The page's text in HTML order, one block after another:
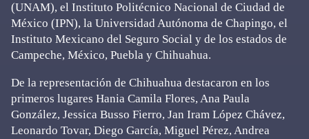
(UNAM), el Instituto Politécnico Nacional de Ciudad de
México (IPN), la Universidad Autónoma de Chapingo, el
Instituto Mexicano del Seguro Social y de los estados de
Campeche, México, Puebla y Chihuahua.
De la representación de Chihuahua destacaron en los
primeros lugares Hania Camila Flores, Ana Paula
González, Jessica Busso Fierro, Jan Iram López Chávez,
Leonardo Tovar, Diego García, Miguel Pérez, Andrea